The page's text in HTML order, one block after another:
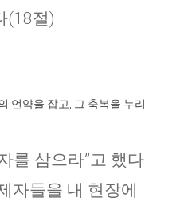
(18절)
언약을 잡고, 그 축복을 누리
를 삼으라”고 했다
자들을 내 현장에